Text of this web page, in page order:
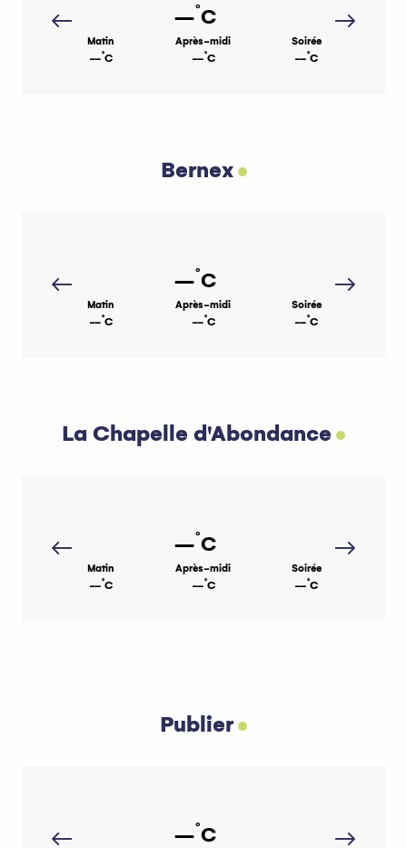
--°C
Matin
--°C
Après-midi
--°C
Soirée
--°C
Bernex
--°C
Matin
--°C
Après-midi
--°C
Soirée
--°C
La Chapelle d'Abondance
--°C
Matin
--°C
Après-midi
--°C
Soirée
--°C
Publier
--°C